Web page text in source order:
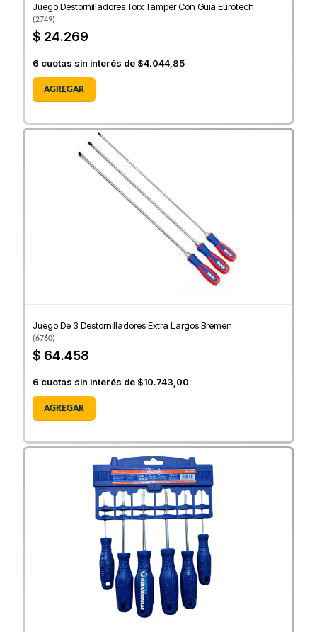
Juego Destornilladores Torx Tamper Con Guia Eurotech
(2749)
$ 24.269
6 cuotas sin interés de $4.044,85
AGREGAR
Juego De 3 Destornilladores Extra Largos Bremen
(6760)
$ 64.458
6 cuotas sin interés de $10.743,00
AGREGAR